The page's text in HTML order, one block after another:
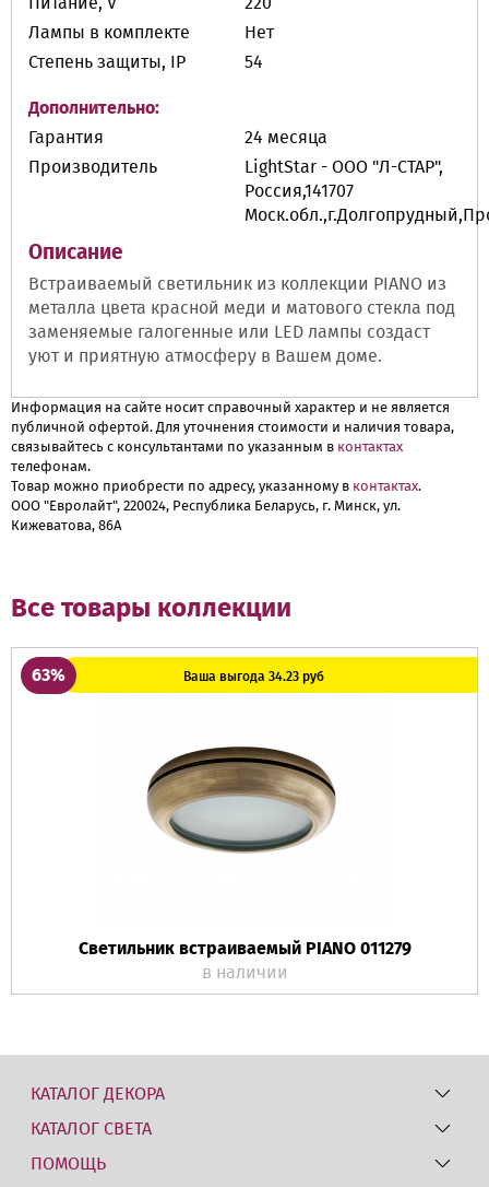
Лампы в комплекте
Нет
Степень защиты, IP
54
Дополнительно:
Гарантия
24 месяца
Производитель
LightStar - ООО "Л-СТАР",
Россия,141707
Описание
Встраиваемый светильник из коллекции PIANO из
металла цвета красной меди и матового стекла под
заменяемые галогенные или LED лампы создаст
уют и приятную атмосферу в Вашем доме.
Информация на сайте носит справочный характер и не является
публичной офертой. Для уточнения стоимости и наличия товара,
связывайтесь с консультантами по указанным в контактах
телефонам.
Товар можно приобрести по адресу, указанному в контактах.
ООО "Евролайт", 220024, Республика Беларусь, г. Минск, ул.
Кижеватова, 86А
Все товары коллекции
63% Ваша выгода 34.23 руб
Светильник встраиваемый PIANO 011279
в наличии
КАТАЛОГ ДЕКОРА
КАТАЛОГ СВЕТА
ПОМОЩЬ